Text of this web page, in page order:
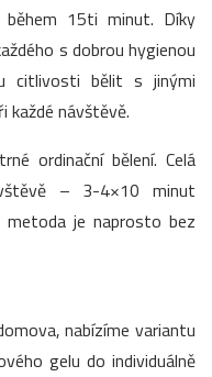
15ti minut. Díky
s dobrou hygienou
citlivosti bělit s jinými
každé návštěvě.
ordinační bělení. Celá
– 3-4×10 minut
je naprosto bez
nabízíme variantu
gelu do individuálně